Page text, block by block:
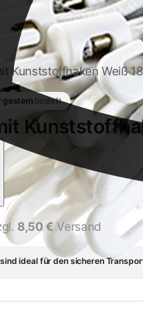
Kunststoffhaken Weiß
gestern bestellt
8,50 € Versand
ideal für den sicheren